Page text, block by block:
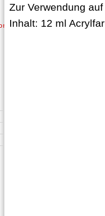
Zur Verwendung
Inhalt: 12 ml